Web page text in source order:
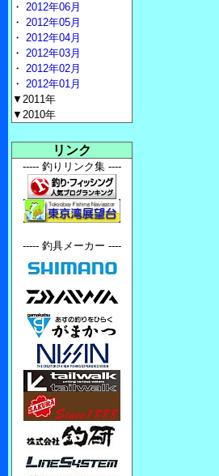
・ 2012年06月
・ 2012年05月
・ 2012年04月
・ 2012年03月
・ 2012年02月
・ 2012年01月
▼2011年
▼2010年
リンク
----- 釣りリンク集 ----
----- 釣具メーカー ----